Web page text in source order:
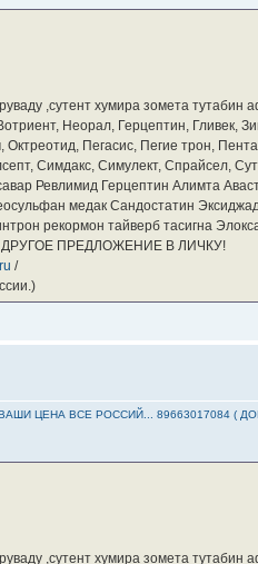
,сутент хумира зомета
Неорал, Герцептин, Гливек,
Пегасис, Пегие трон,
Симдакс, Симулект, Спрайсел,
Ревлимид Герцептин Алимта
медак Сандостатин
рекормон тайверб тасигна
ДРУГОЕ ПРЕДЛОЖЕНИЕ В ЛИЧКУ!
/
ЦЕНА ВСЕ РОССИЙ... 89663017084 (
,сутент хумира зомета